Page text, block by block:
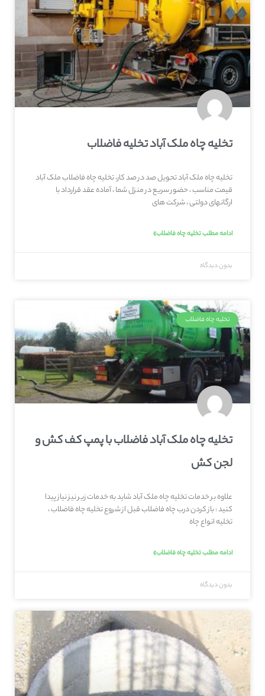
تخلیه چاه ملک آباد تخلیه فاضلاب
تخلیه چاه ملک آباد تحویل صد در صد کار، تخلیه چاه فاضلاب ملک آباد
قیمت مناسب ، حضور سریع در منزل شما ، آماده عقد قرارداد با
ارگانهای دولتی ، شرکت های
ادامه مطلب تخلیه چاه فاضلاب»
بدون دیدگاه
تخلیه چاه فاضلاب
تخلیه چاه ملک آباد فاضلاب با پمپ کف کش و
لجن کش
علاوه بر خدمات تخلیه چاه ملک آباد شاید به خدمات زیر نیز نیاز پیدا
کنید : باز کردن درب چاه فاضلاب قبل از شروع تخلیه چاه فاضلاب ،
تخلیه انواع چاه
ادامه مطلب تخلیه چاه فاضلاب»
بدون دیدگاه